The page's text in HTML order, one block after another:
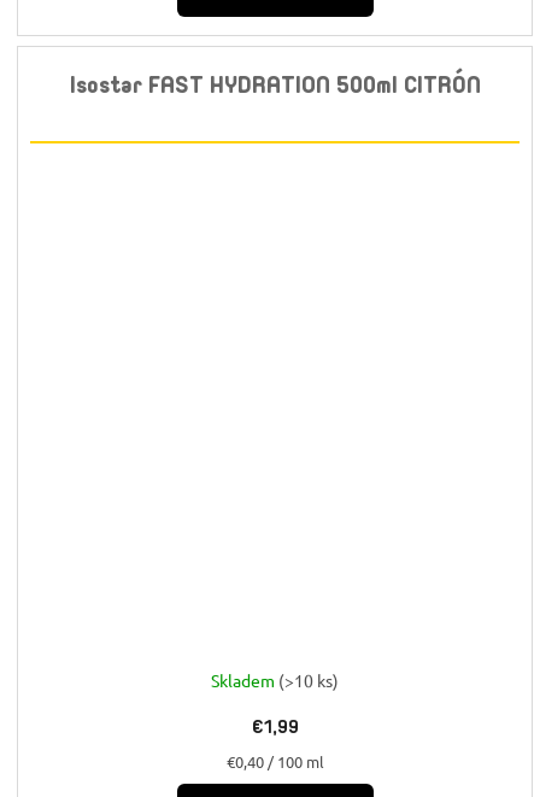
Isostar FAST HYDRATION 500ml CITRÓN
Skladem (>10 ks)
€1,99
Jednotková
cena:
€0,40 / 100 ml